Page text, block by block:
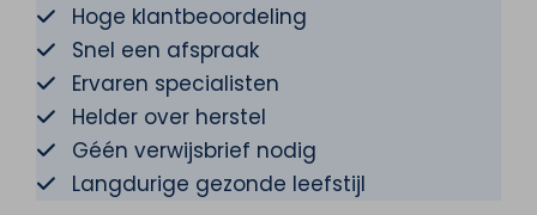
Hoge klantbeoordeling
Snel een afspraak
Ervaren specialisten
Helder over herstel
Géén verwijsbrief nodig
Langdurige gezonde leefstijl